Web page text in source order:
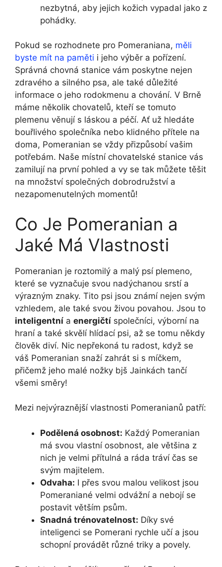
nezbytná, aby jejich kožich vypadal jako z
pohádky.
Pokud se rozhodnete pro Pomeraniana, měli
byste mít na paměti i jeho výběr a pořízení.
Správná chovná stanice vám poskytne nejen
zdravého a silného psa, ale také důležité
informace o jeho rodokmenu a chování. V Brně
máme několik chovatelů, kteří se tomuto
plemenu věnují s láskou a péčí. Ať už hledáte
bouřlivého společníka nebo klidného přítele na
doma, Pomeranian se vždy přizpůsobí vašim
potřebám. Naše místní chovatelské stanice vás
zamilují na první pohled a vy se tak můžete těšit
na množství společných dobrodružství a
nezapomenutelných momentů!
Co Je Pomeranian a
Jaké Má Vlastnosti
Pomeranian je roztomilý a malý psí plemeno,
které se vyznačuje svou nadýchanou srstí a
výrazným znaky. Tito psi jsou známí nejen svým
vzhledem, ale také svou živou povahou. Jsou to
inteligentní a energičtí společníci, výborní na
hraní a také skvělí hlídací psi, až se tomu někdy
člověk diví. Nic nepřekoná tu radost, když se
váš Pomeranian snaží zahrát si s míčkem,
přičemž jeho malé nožky bjš Jainkách tančí
všemi směry!
Mezi nejvýraznější vlastnosti Pomeranianů patří:
Podělená osobnost: Každý Pomeranian
má svou vlastní osobnost, ale většina z
nich je velmi přítulná a ráda tráví čas se
svým majitelem.
Odvaha: I přes svou malou velikost jsou
Pomeraniané velmi odvážní a nebojí se
postavit větším psům.
Snadná trénovatelnost: Díky své
inteligenci se Pomerani rychle učí a jsou
schopní provádět různé triky a povely.